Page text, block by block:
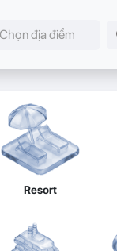
Chọn địa điểm
Resort